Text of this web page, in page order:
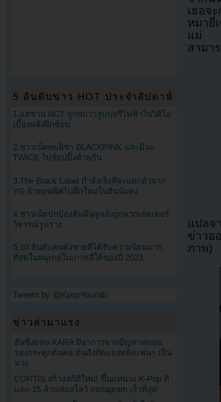
เธอจ
หมายี่
แม่ แ
สามา
แปล
ข่าวอ
ภาพ)
5 อันดับข่าว HOT ประจำสัปดาห์
1.แฮชาน NCT ถูกพบว่าสูบบุหรี่ไฟฟ้าในวิดีโอ
เบื้องหลังฝึกซ้อม
2.ชาวเน็ตพบลิซ่า BLACKPINK และมินะ
TWICE ไปช้อปปิ้งด้วยกัน
3.The Black Label กำลังเล็งที่จะแยกตัวจาก
YG ย้ายอฟฟิศไปตึกใหม่ในฮันนัมดง
4.ชาวเน็ตปกป้องคิมมินจูหลังถูกพวกเฮดเตอร์
วิจารณ์รูปร่าง
5.10 อันดับคนดังชายที่ได้รับความนิยมมาก
ที่สุดในหมู่เกย์ในเกาหลีใต้ของปี 2023
Tweets by @KpopYouzab
ข่าวล่ามาแรง
ฮันซึงยอน KARA มีอาการจากปัญหาหมอน
รองกระดูกต้นคอ ต้นสังกัดแจงหลังแฟนๆ เป็น
ห่วง
CORTIS สร้างสถิติใหม่! ขึ้นแท่นวง K-Pop ที่
แตะ 15 ล้านฟอลโลว์ Instagram เร็วที่สุด